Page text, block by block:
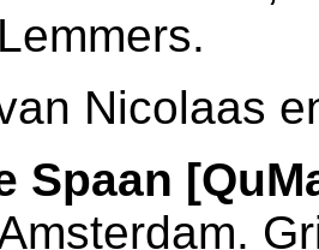
Nicolaas
Spaan
.